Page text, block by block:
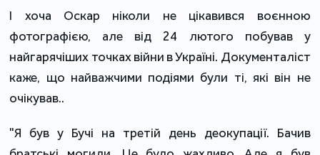
І хоча Оскар ніколи не цікавився воєнною
фотографією, але від 24 лютого побував у
найгарячіших точках війни в Україні. Документаліст
каже, що найважчими подіями були ті, які він не
очікував..
"Я був у Бучі на третій день деокупації. Бачив